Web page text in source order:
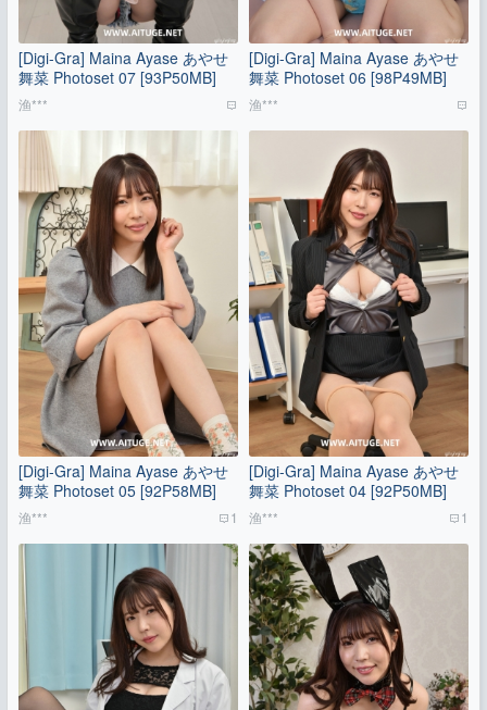
[Digi-Gra] Maina Ayase あやせ
舞菜 Photoset 07 [93P50MB]
渔***
[Digi-Gra] Maina Ayase あやせ
舞菜 Photoset 05 [92P58MB]
渔*** 1
[Digi-Gra] Maina Ayase あやせ
舞菜 Photoset 06 [98P49MB]
渔***
[Digi-Gra] Maina Ayase あやせ
舞菜 Photoset 04 [92P50MB]
渔*** 1